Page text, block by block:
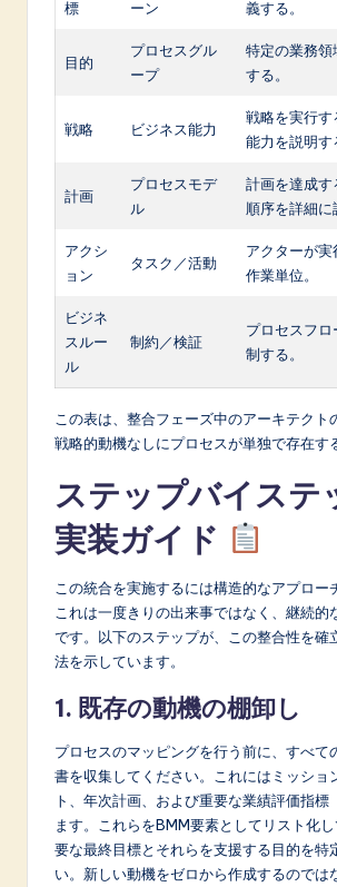
標 ーン 義する。
目的
プロセスグル
ープ
特定の業務領
する。
戦略 ビジネス能力
戦略を実行す
能力を説明す
計画
プロセスモデ
ル
計画を達成
順序を詳細に
アクシ
ョン
タスク／活動
アクターが
作業単位。
ビジネ
スルー
ル
制約／検証
プロセスフ
制する。
この表は、整合フェーズ中のアーキテクト
戦略的動機なしにプロセスが単独で存在す
ステップバイステ
実装ガイド
この統合を実施するには構造的なアプロー
これは一度きりの出来事ではなく、継続的
です。以下のステップが、この整合性を確
法を示しています。
1. 既存の動機の棚卸し
プロセスのマッピングを行う前に、すべて
書を収集してください。これにはミッショ
ト、年次計画、および重要な業績評価指標
ます。これらをBMM要素としてリスト化
要な最終目標とそれらを支援する目的を特
い。新しい動機をゼロから作成するのでは